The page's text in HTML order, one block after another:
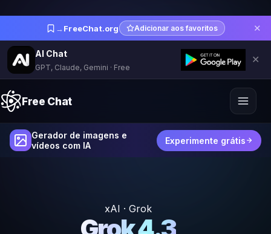
→ FreeChat.org Adicionar aos favoritos ✕
AI Chat
GPT, Claude, Gemini · Free
✕
Free Chat
Gerador de imagens e
vídeos com IA
Experimente grátis
xAI · Grok